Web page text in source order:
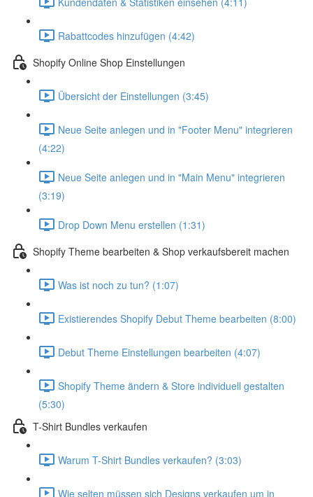
Rabattcodes hinzufügen (4:42)
Shopify Online Shop Einstellungen
Übersicht der Einstellungen (3:45)
Neue Seite anlegen und in "Footer Menu" integrieren
(4:22)
Neue Seite anlegen und in "Main Menu" integrieren
(3:19)
Drop Down Menu erstellen (1:31)
Shopify Theme bearbeiten & Shop verkaufsbereit machen
Was ist noch zu tun? (1:07)
Existierendes Shopify Debut Theme bearbeiten (8:00)
Debut Theme Einstellungen bearbeiten (4:07)
Shopify Theme ändern & Store individuell gestalten
(5:30)
T-Shirt Bundles verkaufen
Warum T-Shirt Bundles verkaufen? (3:03)
Wie selten müssen sich Designs verkaufen um in